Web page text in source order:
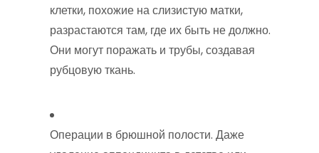
клетки, похожие на слизистую матки,
разрастаются там, где их быть не должно.
Они могут поражать и трубы, создавая
рубцовую ткань.
Операции в брюшной полости. Даже